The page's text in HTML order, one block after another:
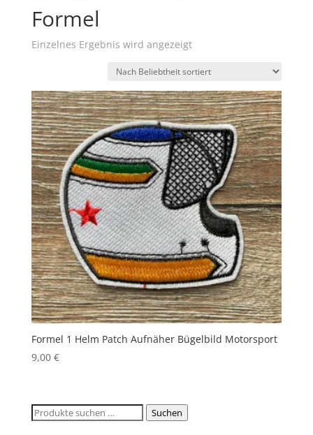
Formel
Einzelnes Ergebnis wird angezeigt
Formel 1 Helm Patch Aufnäher Bügelbild Motorsport
9,00 €
Suchen
Suchen